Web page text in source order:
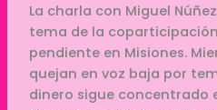
La charla con Miguel
tema de la
pendiente en Misiones.
quejan en voz baja por
dinero sigue concentrado